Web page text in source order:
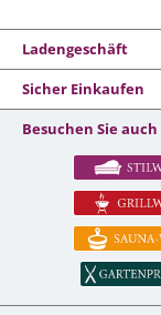
Ladengeschäft
Sicher Einkaufen
Besuchen Sie